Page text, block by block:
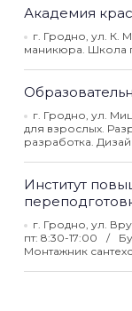
Академия
г. Гродно, ул. К.
маникюра. Школа
г. Гродно, ул.
для взрослых.
разработка.
Институт
г. Гродно, ул.
пт: 8:30-17:00
Монтажник